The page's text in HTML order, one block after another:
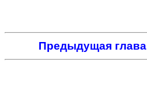
Предыдущая глава